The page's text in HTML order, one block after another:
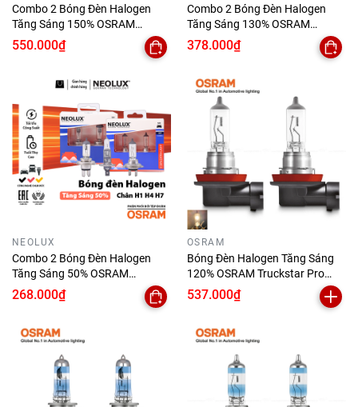
Combo 2 Bóng Đèn Halogen
Tăng Sáng 150% OSRAM
NEOLUX Dùng Cho Xe Ô Tô Xe
Máy Chân H4 H7
550.000₫
Combo 2 Bóng Đèn Halogen
Tăng Sáng 130% OSRAM
NEOLUX Dùng Cho Xe Ô Tô Xe
Máy Chân H1 H4 H7
378.000₫
NEOLUX
Combo 2 Bóng Đèn Halogen
Tăng Sáng 50% OSRAM
NEOLUX Dùng Cho Xe Ô Tô Xe
Máy Chân H1 H4 H7
268.000₫
OSRAM
Bóng Đèn Halogen Tăng Sáng
120% OSRAM Truckstar Pro
H11 24V 70W
537.000₫